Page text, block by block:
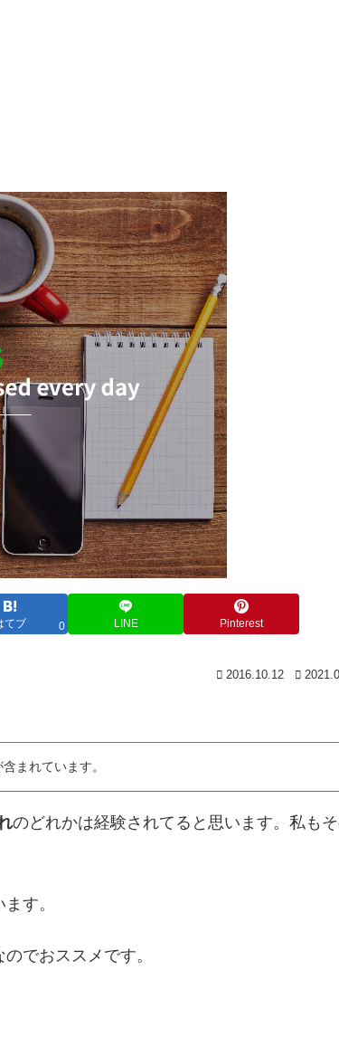
てブ 0 LINE Pinterest
2016.10.12
まれています。
のどれかは経験されてると思います。私も
す。
でおススメです。